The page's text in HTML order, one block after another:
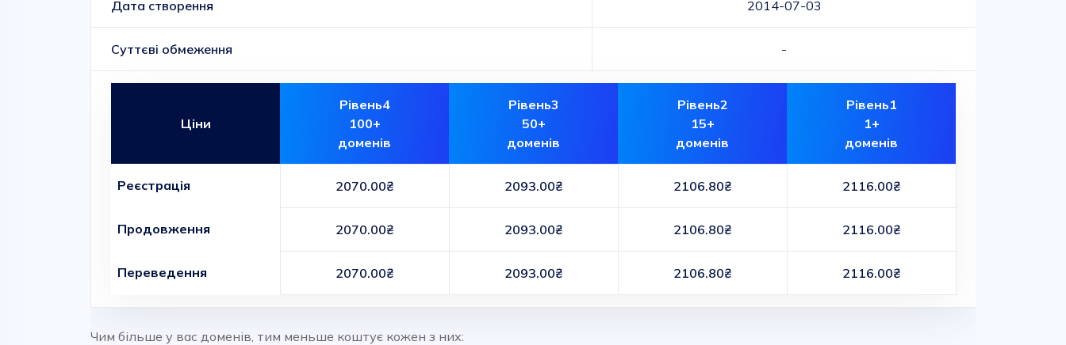
Дата створення 2014-07-03
Суттєві обмеження -
Ціни
Рівень4
100+
доменів
Рівень3
50+
доменів
Рівень2
15+
доменів
Рівень1
1+
доменів
Реєстрація 2070.00₴ 2093.00₴ 2106.80₴ 2116.00₴
Продовження 2070.00₴ 2093.00₴ 2106.80₴ 2116.00₴
Переведення 2070.00₴ 2093.00₴ 2106.80₴ 2116.00₴
Чим більше у вас доменів, тим меньше коштує кожен з них: